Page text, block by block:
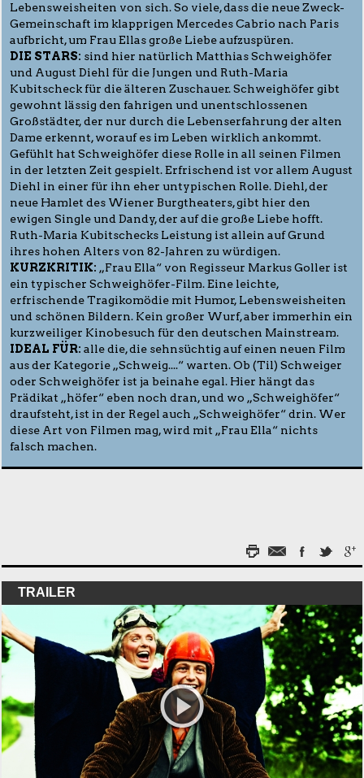
Lebensweisheiten von sich. So viele, dass die neue Zweck-
Gemeinschaft im klapprigen Mercedes Cabrio nach Paris
aufbricht, um Frau Ellas große Liebe aufzuspüren.
DIE STARS: sind hier natürlich Matthias Schweighöfer
und August Diehl für die Jungen und Ruth-Maria
Kubitscheck für die älteren Zuschauer. Schweighöfer gibt
gewohnt lässig den fahrigen und unentschlossenen
Großstädter, der nur durch die Lebenserfahrung der alten
Dame erkennt, worauf es im Leben wirklich ankommt.
Gefühlt hat Schweighöfer diese Rolle in all seinen Filmen
in der letzten Zeit gespielt. Erfrischend ist vor allem August
Diehl in einer für ihn eher untypischen Rolle. Diehl, der
neue Hamlet des Wiener Burgtheaters, gibt hier den
ewigen Single und Dandy, der auf die große Liebe hofft.
Ruth-Maria Kubitschecks Leistung ist allein auf Grund
ihres hohen Alters von 82-Jahren zu würdigen.
KURZKRITIK: „Frau Ella“ von Regisseur Markus Goller ist
ein typischer Schweighöfer-Film. Eine leichte,
erfrischende Tragikomödie mit Humor, Lebensweisheiten
und schönen Bildern. Kein großer Wurf, aber immerhin ein
kurzweiliger Kinobesuch für den deutschen Mainstream.
IDEAL FÜR: alle die, die sehnsüchtig auf einen neuen Film
aus der Kategorie „Schweig....“ warten. Ob (Til) Schweiger
oder Schweighöfer ist ja beinahe egal. Hier hängt das
Prädikat „höfer“ eben noch dran, und wo „Schweighöfer“
draufsteht, ist in der Regel auch „Schweighöfer“ drin. Wer
diese Art von Filmen mag, wird mit „Frau Ella“ nichts
falsch machen.
TRAILER